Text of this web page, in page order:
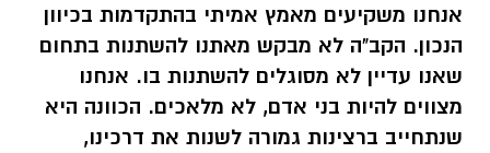
אנחנו משקיעים מאמץ אמיתי בהתקדמות בכיוון
הנכון. הקב"ה לא מבקש מאתנו להשתנות בתחום
שאנו עדיין לא מסוגלים להשתנות בו. אנחנו
מצווים להיות בני אדם, לא מלאכים. הכוונה היא
שנתחייב ברצינות גמורה לשנות את דרכינו,